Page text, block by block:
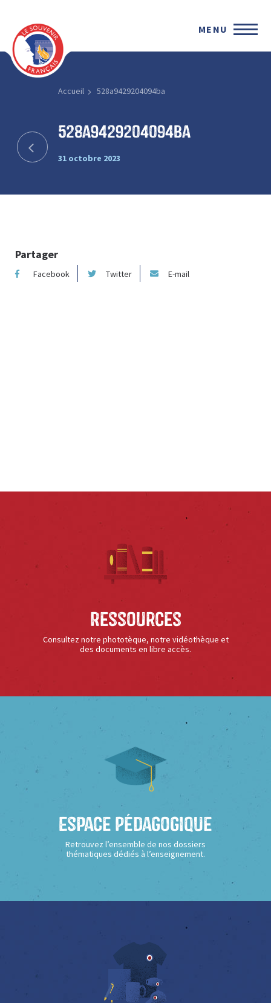
MENU
Accueil 528a9429204094ba
528a9429204094ba
31 octobre 2023
Partager
Facebook Twitter E-mail
Ressources
Consultez notre phototèque, notre vidéothèque et
des documents en libre accès.
Espace Pédagogique
Retrouvez l’ensemble de nos dossiers
thématiques dédiés à l’enseignement.